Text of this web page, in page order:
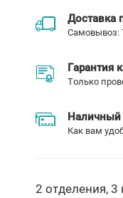
Доставка
Самовывоз:
Гарантия
Только
Наличный
Как вам
2 отделения,